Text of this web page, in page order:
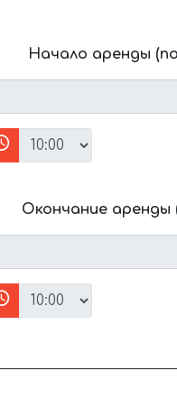
Начало аренды
Окончание аренды